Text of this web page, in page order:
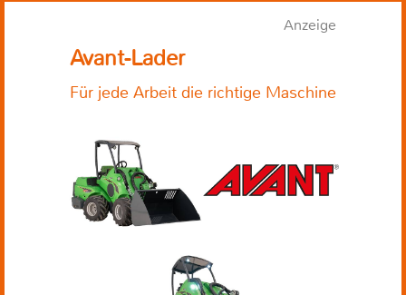
Anzeige
Avant-Lader
Für jede Arbeit die richtige Maschine